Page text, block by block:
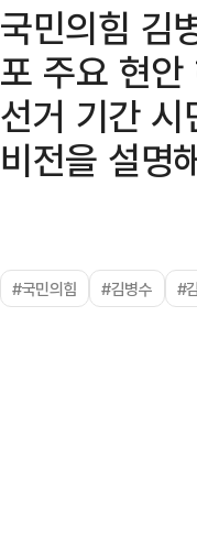
국민의힘 김
포 주요 현
선거 기간 시
비전을 설명
#국민의힘 #김병수 #